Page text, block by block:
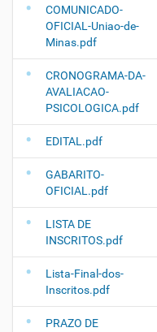
COMUNICADO-
OFICIAL-Uniao-de-
Minas.pdf
CRONOGRAMA-DA-
AVALIACAO-
PSICOLOGICA.pdf
EDITAL.pdf
GABARITO-
OFICIAL.pdf
LISTA DE
INSCRITOS.pdf
Lista-Final-dos-
Inscritos.pdf
PRAZO DE